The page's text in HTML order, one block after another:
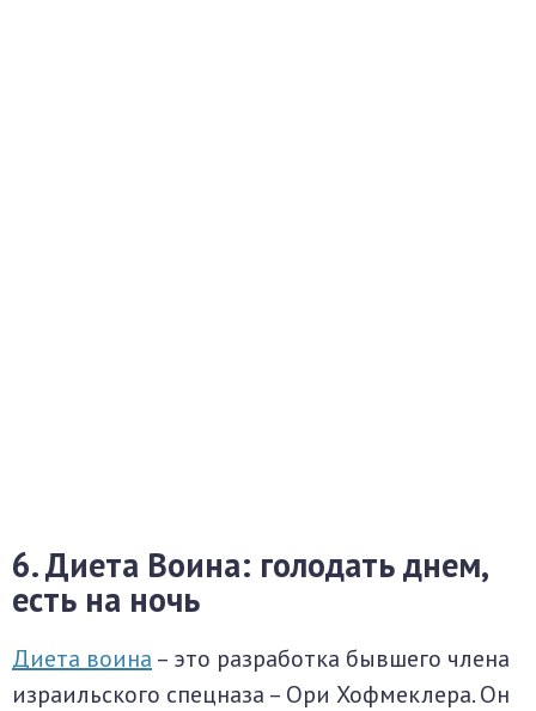
6. Диета Воина: голодать днем,
есть на ночь
Диета воина – это разработка бывшего члена
израильского спецназа – Ори Хофмеклера. Он